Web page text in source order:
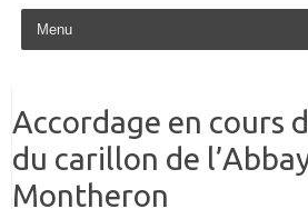
Skip to content
Accordage en cours
du carillon de
Montheron